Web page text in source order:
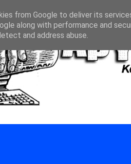
from Google to deliver its
along with performance and
and address abuse.